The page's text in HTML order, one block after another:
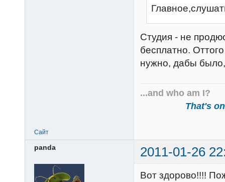
Студия - не
бесплатно.
нужно, дабы
...and who am I?
That's
Сайт
panda 2011-01-26
Вот здорово!!!!